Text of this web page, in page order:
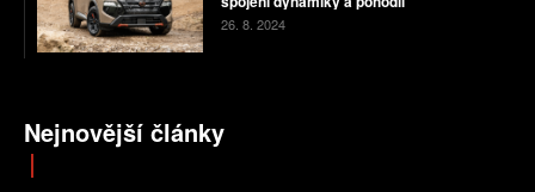
26. 8. 2024
Nejnovější články